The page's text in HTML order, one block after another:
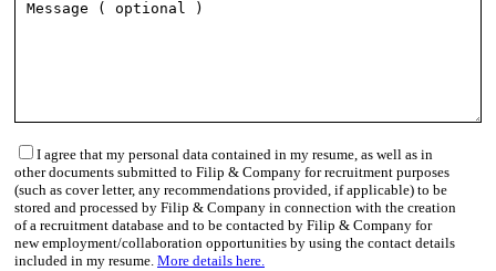
I agree that my personal data contained in my resume, as well as in
other documents submitted to Filip & Company for recruitment purposes
(such as cover letter, any recommendations provided, if applicable) to be
stored and processed by Filip & Company in connection with the creation
of a recruitment database and to be contacted by Filip & Company for
new employment/collaboration opportunities by using the contact details
included in my resume. More details here.